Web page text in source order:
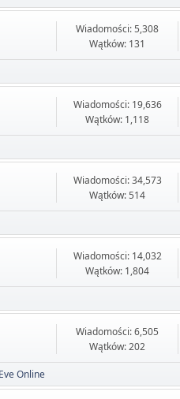
Wiadomości: 5,308
Wątków: 131
Wiadomości: 19,636
Wątków: 1,118
Wiadomości: 34,573
Wątków: 514
Wiadomości: 14,032
Wątków: 1,804
Wiadomości: 6,505
Wątków: 202
Eve Online